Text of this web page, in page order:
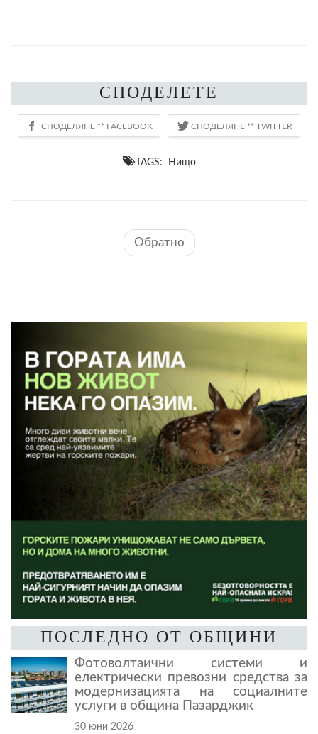
СПОДЕЛЕТЕ
TAGS: Нищо
Обратно
ПОСЛЕДНО ОТ ОБЩИНИ
Фотоволтаични системи и
електрически превозни средства за
модернизацията на социалните
услуги в община Пазарджик
30 юни 2026